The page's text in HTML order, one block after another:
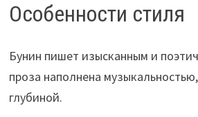
Особенности стиля
Бунин пишет изысканным и
проза наполнена
глубиной.